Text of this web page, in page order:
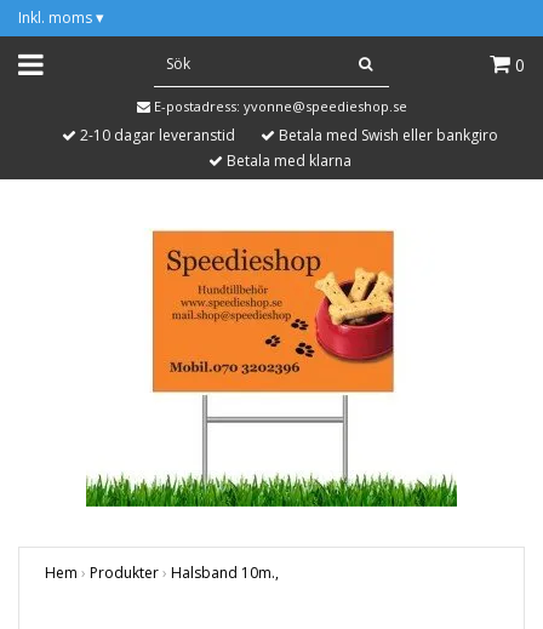
Inkl. moms ▾
0
E-postadress: yvonne@speedieshop.se
2-10 dagar leveranstid
Betala med Swish eller bankgiro
Betala med klarna
Hem › Produkter› Halsband 10m.,